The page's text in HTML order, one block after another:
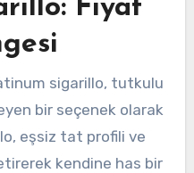
Fiyat
sigarillo, tutkulu
bir seçenek olarak
eşsiz tat profili ve
kendine has bir